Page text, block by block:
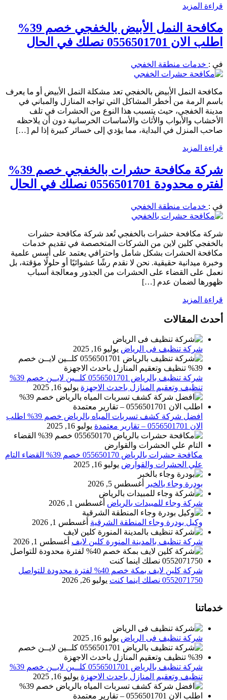
قراءة المزيد
مكافحة النمل الأبيض بالخفجي خصم 39%
اطلب الان 0556501701 نصلك في الحال
في : خدمات منطقة الخفجي
مكافحة النمل الأبيض بالخفجي تعد مشكلة النمل الأبيض أو ما يعرف
باسم الرمة من أخطر المشاكل التي تواجه المنازل والمباني في
مدينة الخفجي، حيث يتسبب هذا النوع من الحشرات في تلف
الأخشاب والأبواب والأثاث والأساسات الخرسانية دون أن يلاحظه
صاحب المنزل في البداية، مما يؤدي إلى خسائر كبيرة إذا لم […]
قراءة المزيد
شركة مكافحة حشرات بالخفجي خصم 39%
لفتره محدودة 0556501701 نصلك في الحال
في : خدمات منطقة الخفجي
شركة مكافحة حشرات بالخفجي تُعد شركة مكافحة حشرات
بالخفجي كلين لاين من الشركات المتخصصة في تقديم خدمات
مكافحة الحشرات بشكل شامل واحترافي يعتمد على أسس علمية
وخبرة ميدانية حقيقية. نحن لا نقدم رشًا عشوائيًا أو حلولًا مؤقتة، بل
نعمل على القضاء على الحشرات من الجذور ومعالجة أسباب
ظهورها لضمان عدم […]
قراءة المزيد
أحدث المقالات
شركة تنظيف فى الرياض يوليو 16, 2025
شركة تنظيف بالرياض 0556501701 كلــين لايــن خصم 39%
تنظيف وتعقيم المنازل باحدث الاجهزة يوليو 16, 2025
افضل شركة كشف تسربات المياه بالرياض خصم 39% اطلب
الان 0556501701‬‏ – تقارير معتمدة
يوليو 16, 2025
مكافحة حشرات بالرياض 055650170 خصم 39% القضاء التام
علي الحشرات والقوارض يوليو 16, 2025
بودرة وجاء بالخبر أغسطس 5, 2026
شركة وجاء للمبيدات بالرياض أغسطس 1, 2026
وكيل بودرة وجاء المنطقة الشرقية أغسطس 1, 2026
شركة تنظيف بالمدينة المنورة كلين لايف أغسطس 1, 2026
شركة كلين لايف بمكة خصم 40% لفترة محدودة للتواصل
0552071750 نصلك اينما كنت
يوليو 26, 2026
خدماتنا
شركة تنظيف فى الرياض يوليو 16, 2025
شركة تنظيف بالرياض 0556501701 كلــين لايــن خصم 39%
تنظيف وتعقيم المنازل باحدث الاجهزة يوليو 16, 2025